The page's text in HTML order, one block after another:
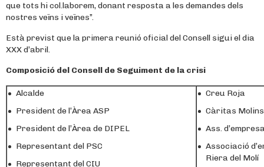
que tots hi col.laborem, donant resposta a les demandes dels
nostres veïns i veïnes”.
Està previst que la primera reunió oficial del Consell sigui el dia
XXX d’abril.
Composició del Consell de Seguiment de la crisi
Alcalde
President de l’Àrea ASP
President de l’Àrea de DIPEL
Representant del PSC
Representant del CIU
Creu Roja
Càritas Molins
Ass.
Associació
Riera del Molí